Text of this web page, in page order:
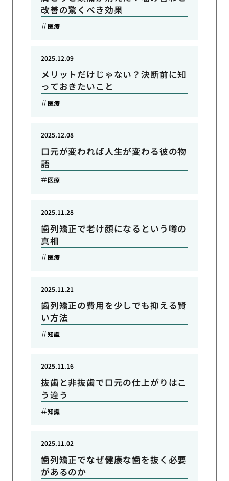
改善の驚くべき効果
医療
メリットだけじゃない？決断前に知
っておきたいこと
2025.12.09
医療
口元が変われば人生が変わる彼の物
語
2025.12.08
医療
歯列矯正で老け顔になるという噂の
真相
2025.11.28
医療
歯列矯正の費用を少しでも抑える賢
い方法
2025.11.21
知識
抜歯と非抜歯で口元の仕上がりはこ
う違う
2025.11.16
知識
歯列矯正でなぜ健康な歯を抜く必要
があるのか
2025.11.02